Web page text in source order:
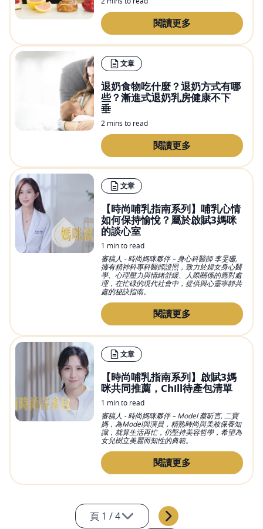
閱讀更多
文章
退奶食物吃什麼？退奶方式有哪
些？漸進式退奶乳房健康不下
垂
2 mins to read
閱讀更多
文章
【時尚哺乳指南系列】哺乳心情
如何保持愉悅？屬於啟賦3媽咪
的談心室
審稿人 - 時尚媽咪夥伴 – 身心科醫師 李旻珊,
擁有精神科專科醫師證照，致力於婦女身心醫
學、心理壓力與情緒舒緩、人際關係的應對處
理，在忙碌的現代社會中，提供與心靈寧靜共
處的秘訣指南。
1 min to read
閱讀更多
文章
【時尚哺乳指南系列】啟賦3媽
咪共同推薦，Chill待產包清單
審稿人 - 時尚媽咪夥伴 – Model 蔡昕言, 二寶
媽，為Model與演員，精熟時尚與美妝保養知
識，就算生活再忙，仍堅持美容哲學，希望為
女兒樹立美麗而知性的典範。
1 min to read
閱讀更多
頁 1 / 4